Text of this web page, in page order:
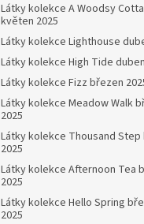
Látky kolekce A Woodsy
květen 2025
Látky kolekce Lighthouse
Látky kolekce High Tide
Látky kolekce Fizz březen
Látky kolekce Meadow Walk
2025
Látky kolekce Thousand Step
2025
Látky kolekce Afternoon Tea
2025
Látky kolekce Hello Spring
2025